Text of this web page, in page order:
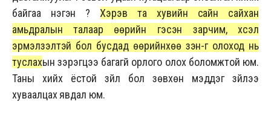
байгаа нэгэн үү? Хэрэв та хувийн сайн сайхан
амьдралын талаар өөрийн гэсэн зарчим, хүсэл
эрмэлзэлтэй бол бусдад өөрийнхөө зэн-г олоход нь
туслахын зэрэгцээ багагүй орлого олох боломжтой юм.
Таны хийх ёстой зүйл бол зөвхөн мэддэг зүйлээ
хуваалцах явдал юм.